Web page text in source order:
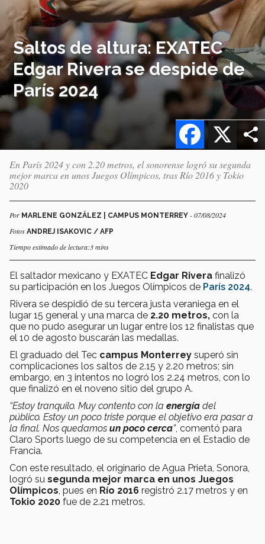
Saltos de altura: EXATEC
Edgar Rivera se despide de
París 2024
X
Facebook
En París 2024 y con 2.20 metros, el sonorense logró su segunda
mejor marca en unos Juegos Olímpicos, tras Río 2016 y Tokio
2020
Por MARLENE GONZÁLEZ | CAMPUS MONTERREY - 07/08/2024
Fotos ANDREJ ISAKOVIC / AFP
Tiempo estimado de lectura:3 mins
El saltador mexicano y EXATEC Edgar Rivera finalizó
su participación en los Juegos Olímpicos de París 2024.
Rivera se despidió de su tercera justa veraniega en el
lugar 15 general y una marca de 2.20 metros, con la
que no pudo asegurar un lugar entre los 12 finalistas que
el 10 de agosto buscarán las medallas.
El graduado del Tec campus Monterrey superó sin
complicaciones los saltos de 2.15 y 2.20 metros; sin
embargo, en 3 intentos no logró los 2.24 metros, con lo
que finalizó en el noveno sitio del grupo A.
“Estoy tranquilo. Muy contento con la energía del
público. Estoy un poco triste porque el objetivo era pasar a
la final. Nos quedamos un poco cerca”, comentó para
Claro Sports luego de su competencia en el Estadio de
Francia.
Con este resultado, el originario de Agua Prieta, Sonora,
logró su segunda mejor marca en unos Juegos
Olímpicos , pues en Río 2016 registró 2.17 metros y en
Tokio 2020 fue de 2.21 metros.